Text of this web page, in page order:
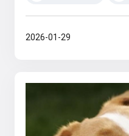
2026-01-29